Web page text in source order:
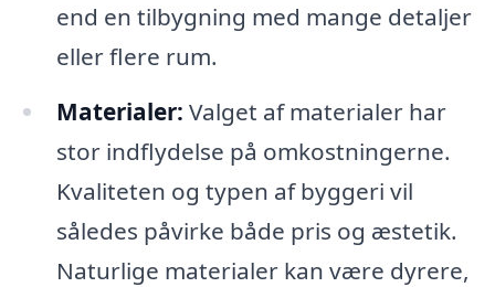
end en tilbygning med mange detaljer
eller flere rum.
Materialer: Valget af materialer har
stor indflydelse på omkostningerne.
Kvaliteten og typen af byggeri vil
således påvirke både pris og æstetik.
Naturlige materialer kan være dyrere,